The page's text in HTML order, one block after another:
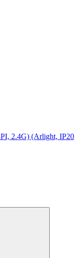
2.4G) (Arlight, IP20